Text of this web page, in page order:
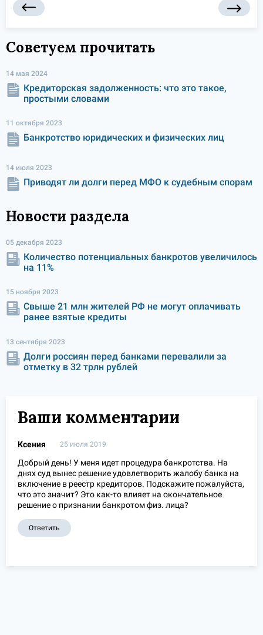
Советуем прочитать
14 мая 2024
Кредиторская задолженность: что это такое,
простыми словами
11 октября 2023
Банкротство юридических и физических лиц
14 июля 2023
Приводят ли долги перед МФО к судебным спорам
Новости раздела
05 декабря 2023
Количество потенциальных банкротов увеличилось
на 11%
15 ноября 2023
Свыше 21 млн жителей РФ не могут оплачивать
ранее взятые кредиты
13 сентября 2023
Долги россиян перед банками перевалили за
отметку в 32 трлн рублей
Ваши комментарии
Ксения 25 июля 2019
Добрый день! У меня идет процедура банкротства. На
днях суд вынес решение удовлетворить жалобу банка на
включение в реестр кредиторов. Подскажите пожалуйста,
что это значит? Это как-то влияет на окончательное
решение о признании банкротом физ. лица?
Ответить